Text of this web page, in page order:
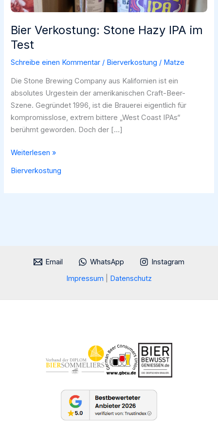
Bier Verkostung: Stone Hazy IPA im
Test
Schreibe einen Kommentar / Bierverkostung / Matze
Die Stone Brewing Company aus Kalifornien ist ein
absolutes Urgestein der amerikanischen Craft-Beer-
Szene. Gegründet 1996, ist die Brauerei eigentlich für
kompromisslose, extrem bittere „West Coast IPAs“
berühmt geworden. Doch der […]
Bier
Weiterlesen »
Bierverkostung
Email WhatsApp
Instagram
Impressum
Datenschutz